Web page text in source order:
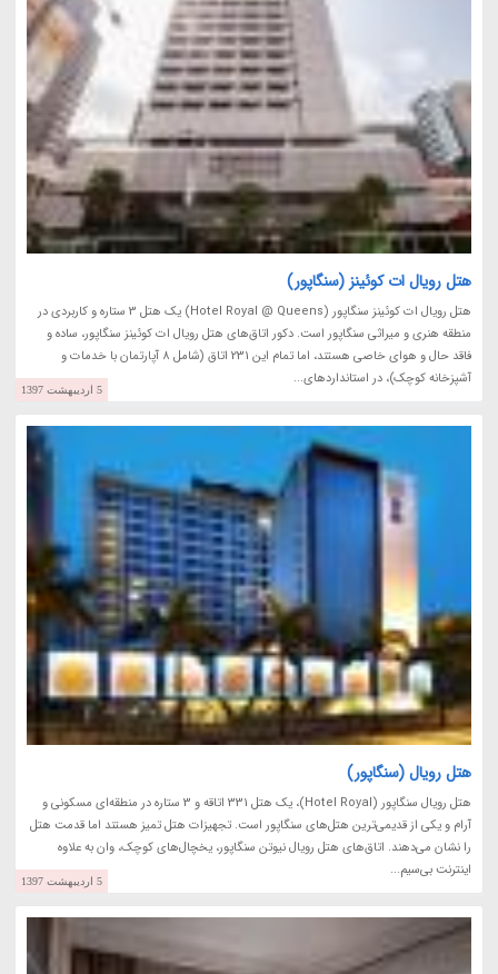
هتل رویال ات کوئینز (سنگاپور)
هتل رویال ات کوئینز سنگاپور (Hotel Royal @ Queens) یک هتل 3 ستاره و کاربردی در
منطقه هنری و میراثی سنگاپور است. دکور اتاق‌های هتل رویال ات کوئینز سنگاپور، ساده و
فاقد حال و هوای خاصی هستند، اما تمام این 231 اتاق (شامل 8 آپارتمان با خدمات و
آشپزخانه کوچک)، در استانداردهای...
5 اردیبهشت 1397
هتل رویال (سنگاپور)
هتل رویال سنگاپور (Hotel Royal)، یک هتل 331 اتاقه و 3 ستاره در منطقه‌ای مسکونی و
آرام و یکی از قدیمی‌ترین هتل‌های سنگاپور است. تجهیزات هتل تمیز هستند اما قدمت هتل
را نشان می‌دهند. اتاق‌های هتل رویال نیوتن سنگاپور، یخچال‌های کوچک، وان به علاوه
اینترنت بی‌سیم...
5 اردیبهشت 1397